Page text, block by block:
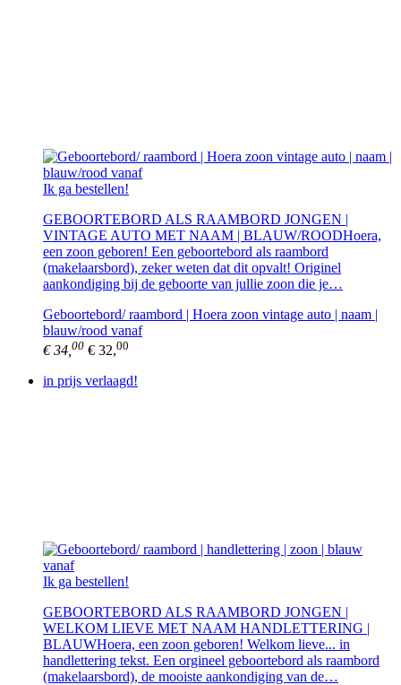
Ik ga bestellen!
GEBOORTEBORD ALS RAAMBORD JONGEN |
VINTAGE AUTO MET NAAM | BLAUW/ROODHoera,
een zoon geboren! Een geboortebord als raambord
(makelaarsbord), zeker weten dat dit opvalt! Originel
aankondiging bij de geboorte van jullie zoon die je…
Geboortebord/ raambord | Hoera zoon vintage auto | naam |
blauw/rood vanaf
€ 34, 00 € 32,00
in prijs verlaagd!
Ik ga bestellen!
GEBOORTEBORD ALS RAAMBORD JONGEN |
WELKOM LIEVE MET NAAM HANDLETTERING |
BLAUWHoera, een zoon geboren! Welkom lieve... in
handlettering tekst. Een orgineel geboortebord als raambord
(makelaarsbord), de mooiste aankondiging van de…